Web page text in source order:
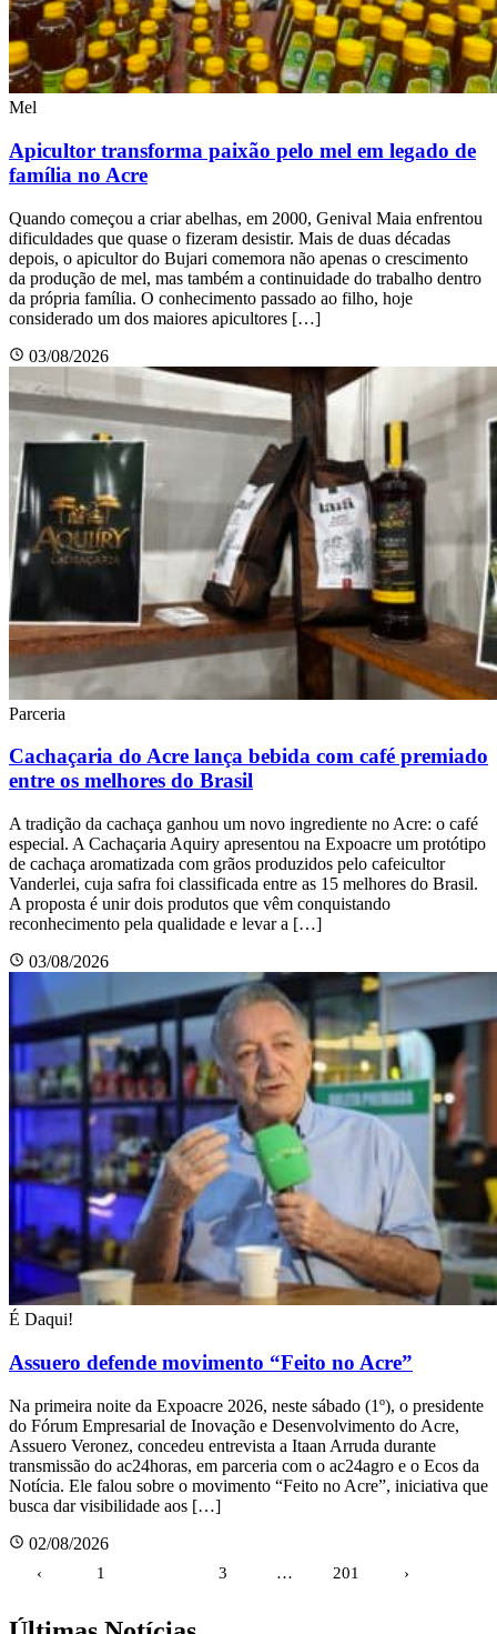
Mel
Apicultor transforma paixão pelo mel em legado de
família no Acre
Quando começou a criar abelhas, em 2000, Genival Maia enfrentou
dificuldades que quase o fizeram desistir. Mais de duas décadas
depois, o apicultor do Bujari comemora não apenas o crescimento
da produção de mel, mas também a continuidade do trabalho dentro
da própria família. O conhecimento passado ao filho, hoje
considerado um dos maiores apicultores […]
03/08/2026
Parceria
Cachaçaria do Acre lança bebida com café premiado
entre os melhores do Brasil
A tradição da cachaça ganhou um novo ingrediente no Acre: o café
especial. A Cachaçaria Aquiry apresentou na Expoacre um protótipo
de cachaça aromatizada com grãos produzidos pelo cafeicultor
Vanderlei, cuja safra foi classificada entre as 15 melhores do Brasil.
A proposta é unir dois produtos que vêm conquistando
reconhecimento pela qualidade e levar a […]
03/08/2026
É Daqui!
Assuero defende movimento “Feito no Acre”
Na primeira noite da Expoacre 2026, neste sábado (1º), o presidente
do Fórum Empresarial de Inovação e Desenvolvimento do Acre,
Assuero Veronez, concedeu entrevista a Itaan Arruda durante
transmissão do ac24horas, em parceria com o ac24agro e o Ecos da
Notícia. Ele falou sobre o movimento “Feito no Acre”, iniciativa que
busca dar visibilidade aos […]
02/08/2026
Paginação
posts
‹ 1 3 … 201 ›